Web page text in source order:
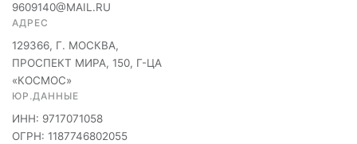
9609140@MAIL.RU
АДРЕС
129366, Г. МОСКВА,
ПРОСПЕКТ МИРА, 150, Г-ЦА
«КОСМОС»
ЮР.ДАННЫЕ
ИНН: 9717071058
ОГРН: 1187746802055